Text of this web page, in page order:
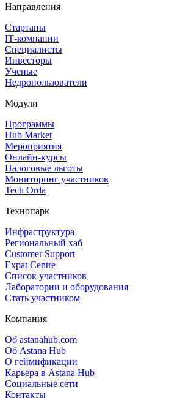
Направления
Стартапы
IT‑компании
Специалисты
Инвесторы
Ученые
Недропользователи
Модули
Программы
Hub Market
Мероприятия
Онлайн‑курсы
Налоговые льготы
Мониторинг участников
Tech Orda
Технопарк
Инфраструктура
Региональный хаб
Customer Support
Expat Centre
Список участников
Лаборатории и оборудования
Стать участником
Компания
Об astanahub.com
Об Astana Hub
О геймификации
Карьера в Astana Hub
Социальные сети
Контакты